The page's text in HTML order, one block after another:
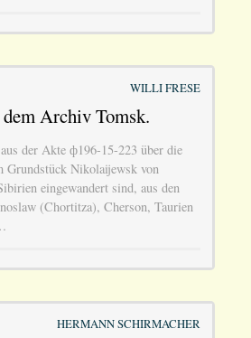
WILLI FRESE
dem Archiv Tomsk.
der Akte ф196-15-223 über die
Grundstück Nikolaijewsk von
eingewandert sind, aus den
(Chortitza), Cherson, Taurien
HERMANN SCHIRMACHER